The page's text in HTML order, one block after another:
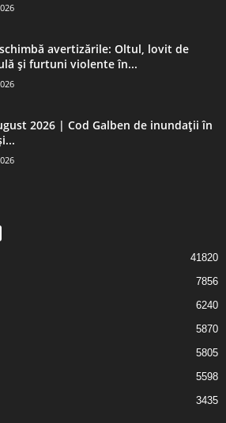
avertizările: Oltul, lovit de
și furtuni violente în...
2026 | Cod Galben de inundații în
41820
7856
6240
5870
5805
5598
3435